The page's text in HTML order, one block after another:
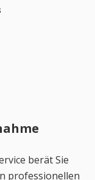
berät Sie
professionellen